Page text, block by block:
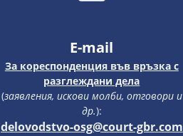
E-mail
За кореспонденция във връзка с
разглеждани дела
(заявления, искови молби, отговори и
др.):
delovodstvo-osg@court-gbr.com